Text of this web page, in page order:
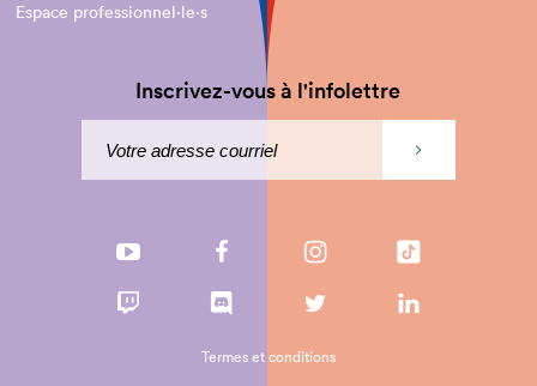
Espace professionnel·le⋅s
Inscrivez-vous à l'infolettre
Termes et conditions